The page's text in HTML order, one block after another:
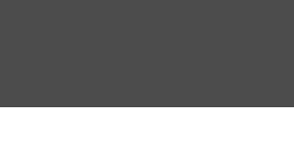
khó, cực nhọc, đói kém do mất mùa, dịch